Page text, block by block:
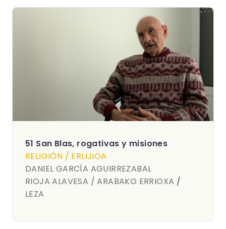
51 San Blas, rogativas y misiones
RELIGIÓN / ERLIJIOA
DANIEL GARCÍA AGUIRREZABAL
RIOJA ALAVESA / ARABAKO ERRIOXA /
LEZA